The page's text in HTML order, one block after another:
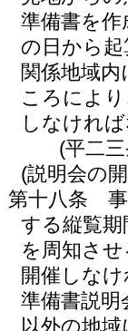
準備書を
の日から
関係地域
ころによ
しなけれ
(平二
(説明会の
第十八条
する縦覧
を周知さ
開催しな
準備書説
以外の地